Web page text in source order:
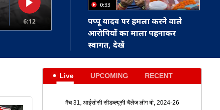
6:12
0:33
पप्पू यादव पर हमला करने वाले
आरोपियों का माला पहनाकर
स्वागत, देखें